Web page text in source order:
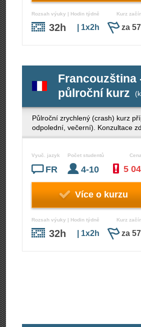
Rozsah výuky | Hodin týdně
32h | 1x2h
Kurz
za
Francouzština
půlroční kurz
Půlroční zrychlený (crash) kurz
odpolední, večerní). Konzultace
Vyuč. jazyk
FR
Počet studentů
4-10
Cena
5
Více o kurzu
Rozsah výuky | Hodin týdně
32h | 1x2h
Kurz
za